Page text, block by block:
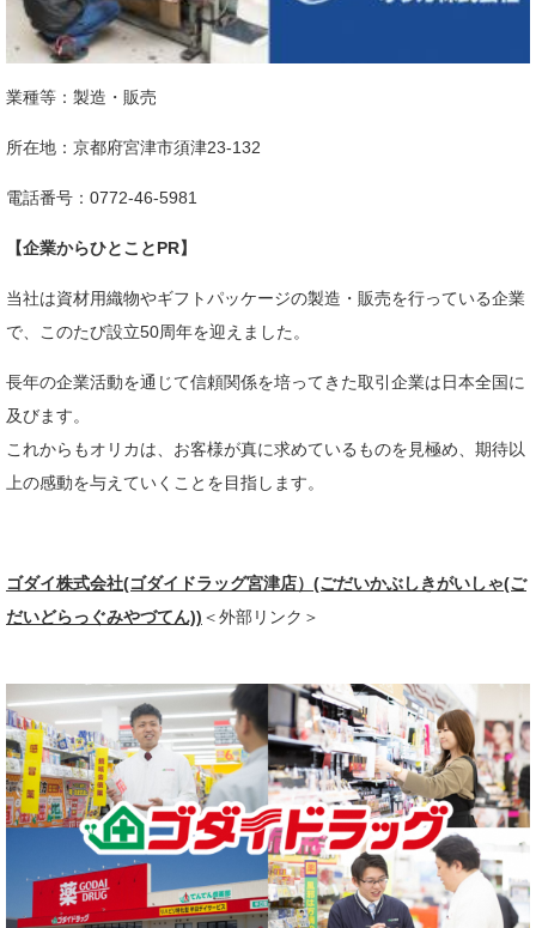
業種等：製造・販売
所在地：京都府宮津市須津23-132​
電話番号：0772-46-5981
【企業からひとことPR】
当社は資材用織物やギフトパッケージの製造・販売を行っている企業
で、このたび設立50周年を迎えました。
長年の企業活動を通じて信頼関係を培ってきた取引企業は日本全国に
及びます。
これからもオリカは、お客様が真に求めているものを見極め、期待以
上の感動を与えていくことを目指します。​
ゴダイ株式会社(ゴダイドラッグ宮津店）(ごだいかぶしきがいしゃ(ご
だいどらっぐみやづてん)) ＜外部リンク＞